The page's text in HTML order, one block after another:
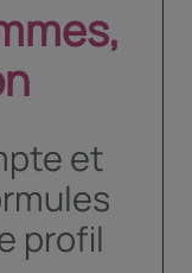
et
profil